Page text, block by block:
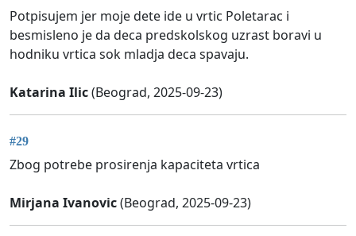
Potpisujem jer moje dete ide u vrtic Poletarac i
besmisleno je da deca predskolskog uzrast boravi u
hodniku vrtica sok mladja deca spavaju.
Katarina Ilic(Beograd, 2025-09-23)
#29
Zbog potrebe prosirenja kapaciteta vrtica
Mirjana Ivanovic(Beograd, 2025-09-23)